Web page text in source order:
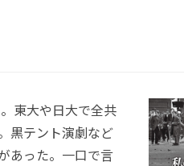
東大や日大で全共
黒テント演劇など
あった。一口で言